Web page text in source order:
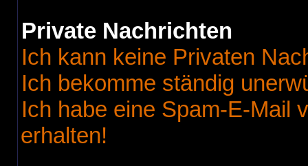
Private Nachrichten
Ich kann keine Privaten
Ich bekomme ständig
Ich habe eine Spam-E-Mail
erhalten!